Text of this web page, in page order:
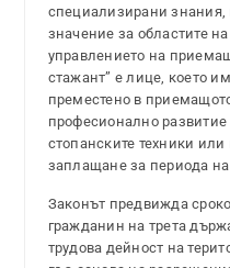
специализирани знания,
значение за областите
управлението на
стажант” е лице, което
преместено в
професионално
стопанските техники
заплащане за периода
Законът предвижда
гражданин на трета
трудова дейност на